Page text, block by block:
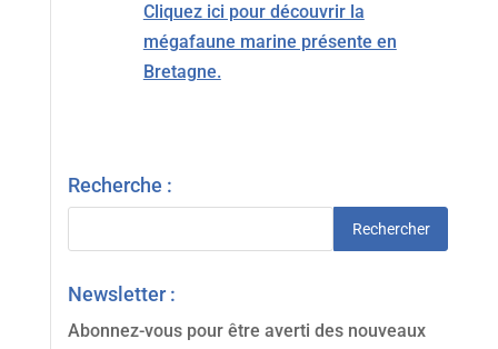
Cliquez ici pour découvrir la
mégafaune marine présente en
Bretagne.
Recherche :
Newsletter :
Abonnez-vous pour être averti des nouveaux